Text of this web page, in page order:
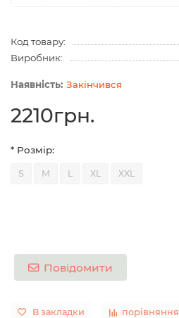
Код товару:
Виробник:
Закінчився
2210грн.
* Розмір:
S M L XL XXL
Повідомити
В закладки порівняння